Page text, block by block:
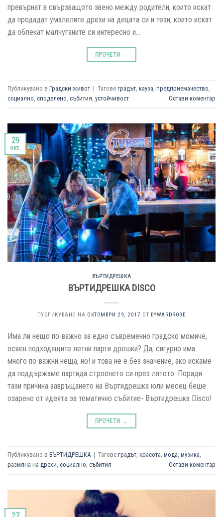
превърнат в свързващото звено между родители, които искат
да продадат умалелите дрехи на децата си и тези, които искат
да облекат малчуганите си интересно и…
ПРОЧЕТИ →
Публикувано в Градски живот | Тагове градът, кауза, предприемачество,
социално, споделено, събития, устойчивост Остави коментар
29
окт.
ВЪРТИДРЕШКА
ВЪРТИДРЕШКА DISCO
ПУБЛИКУВАНО НА ОКТОМВРИ 29, 2017 ОТ EYWARDROBE
Има ли нещо по-важно за едно съвременно градско момиче,
освен подходящите летни парти дрешки? Да, сигурно има
много по-важни неща, но! и това не е без значение, ако искаме
да поддържаме партида строенето си през лятото. Поради
тази причина завръщането на Въртидрешка юли месец беше
озарено от идеята за тематично събитие- Въртидрешка Disco!
ПРОЧЕТИ →
Публикувано в ВЪРТИДРЕШКА | Тагове градът, красота, мода, музика,
размяна на дрехи, социално, събития Остави коментар